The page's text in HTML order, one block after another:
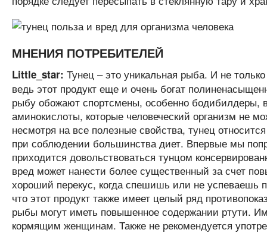
МНЕНИЯ ПОТРЕБИТЕЛЕЙ
Little_star: Тунец – это уникальная рыба. И не
ведь этот продукт еще и очень богат
рыбу обожают спортсмены, особенно бодибилдеры,
аминокислоты, которые человеческий организм не
несмотря на все полезные свойства, тунец
при соблюдении большинства диет. Впервые мы
приходится довольствоваться тунцом
вред может нанести более существенный за счет
хороший перекус, когда спешишь или не успеваешь
что этот продукт также имеет целый ряд
рыбы могут иметь повышенное содержании ртути.
кормящим женщинам. Также не рекомендуется